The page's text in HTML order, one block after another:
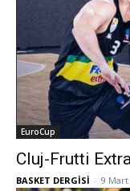
EuroCup
Cluj-Frutti
BASKET DERGİSİ - 9 Mart